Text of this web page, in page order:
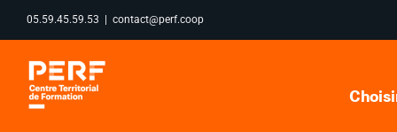
Passer
au
contenu
05.59.45.59.53 contact@perf.coop